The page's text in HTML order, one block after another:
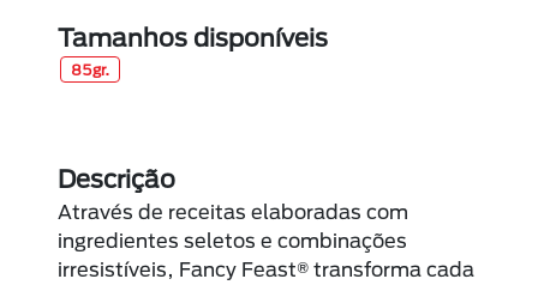
Tamanhos disponíveis
85gr.
Descrição
Através de receitas elaboradas com
ingredientes seletos e combinações
irresistíveis, Fancy Feast® transforma cada